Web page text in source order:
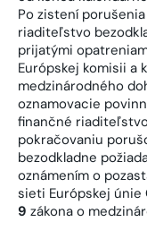
Po zistení
riaditeľstvo
prijatými
Európskej komisii a
medzinárodného
oznamovacie
finančné
pokračovaniu
bezodkladne
oznámením o
sieti Európskej únie
9 zákona o